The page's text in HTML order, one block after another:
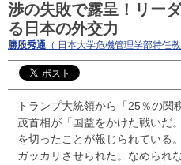
渉の失敗で露呈！リー
る日本の外交力
勝股秀通 （ 日本大学危機管理学部特任教
トランプ大統領から「25％の関
茂首相が「国益をかけた戦いだ
を切ったことが報じられている
ガッカリさせられた。なめられ